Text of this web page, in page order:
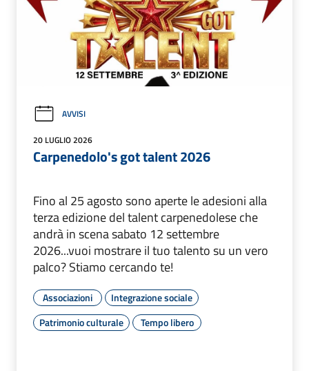
AVVISI
20 LUGLIO 2026
Carpenedolo's got talent 2026
Fino al 25 agosto sono aperte le adesioni alla
terza edizione del talent carpenedolese che
andrà in scena sabato 12 settembre
2026...vuoi mostrare il tuo talento su un vero
palco? Stiamo cercando te!
Associazioni
Integrazione sociale
Patrimonio culturale
Tempo libero